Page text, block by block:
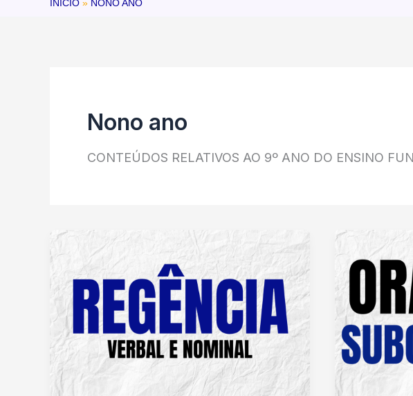
INÍCIO NONO ANO
Nono ano
CONTEÚDOS RELATIVOS AO 9º ANO DO ENSINO